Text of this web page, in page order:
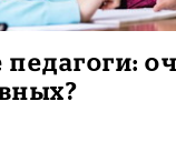
педагоги: